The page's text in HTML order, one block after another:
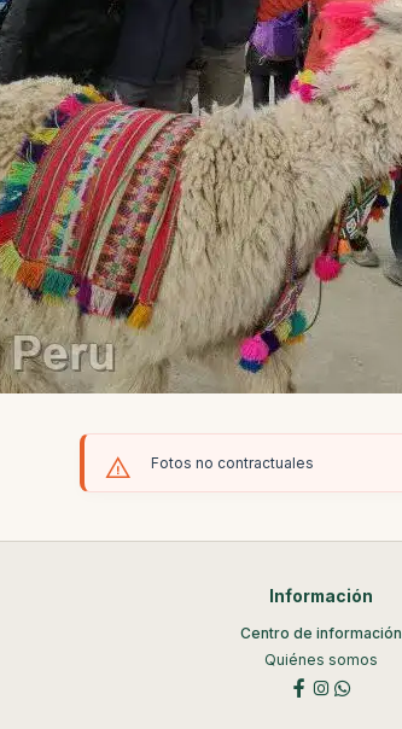
Fotos no contractuales
Información
Centro de información
Quiénes somos